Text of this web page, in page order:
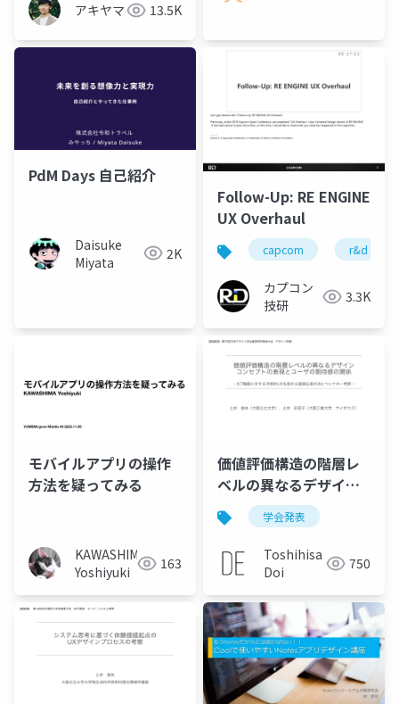
アキヤマ 13.5K
PdM Days 自己紹介
Daisuke
Miyata
2K
Follow-Up: RE ENGINE
UX Overhaul
capcom r&d
カプコン
技研
3.3K
モバイルアプリの操作
方法を疑ってみる
KAWASHIMA
Yoshiyuki
163
価値評価構造の階層レ
ベルの異なるデザイン
コンセプトの表現とユ
ーザの期待感の関係
―ICT機器に対する予期
的UXを高める価値伝達
方法についての一考察
学会発表
Toshihisa
Doi
750